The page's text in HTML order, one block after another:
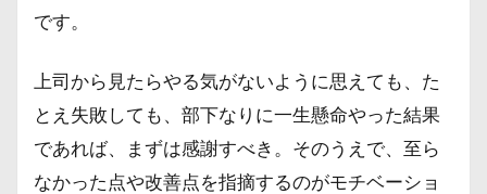
です。
上司から見たらやる気がないように思えても、た
とえ失敗しても、部下なりに一生懸命やった結果
であれば、まずは感謝すべき。そのうえで、至ら
なかった点や改善点を指摘するのがモチベーショ